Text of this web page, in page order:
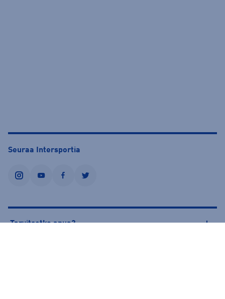
Seuraa Intersportia
instagramyoutubefacebooktwitter
Tarvitsetko apua?